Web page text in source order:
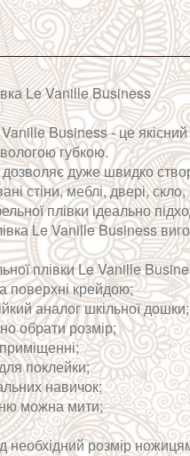
Le Vanille Business
Business - це
губкою.
дуже швидко
стіни, меблі, двері,
плівки ідеально
Le Vanille Business
плівки Le Vanille
поверхні крейдою;
аналог шкільної дошки;
обрати розмір;
поклейки;
навичок;
можна мити;
необхідний розмір